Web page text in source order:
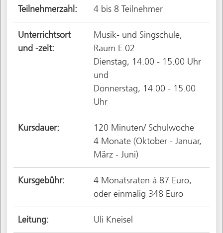
Teilnehmerzahl: 4 bis 8 Teilnehmer
Unterrichtsort
und -zeit:
Musik- und Singschule,
Raum E.02
Dienstag, 14.00 - 15.00 Uhr
und
Donnerstag, 14.00 - 15.00
Uhr
Kursdauer:
120 Minuten/ Schulwoche
4 Monate (Oktober - Januar,
März - Juni)
Kursgebühr:
4 Monatsraten á 87 Euro,
oder einmalig 348 Euro
Leitung: Uli Kneisel